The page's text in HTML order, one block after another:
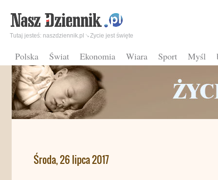
Polska Świat Ekonomia Wiara Sport Myśl
Tutaj jesteś: naszdziennik.pl Zycie jest święte
Środa, 26 lipca 2017